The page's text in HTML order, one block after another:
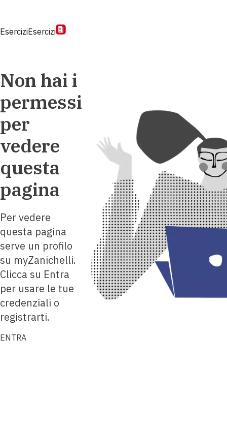
EserciziEsercizi
Non hai i
permessi
per
vedere
questa
pagina
Per vedere
questa pagina
serve un profilo
su myZanichelli.
Clicca su Entra
per usare le tue
credenziali o
registrarti.
ENTRA